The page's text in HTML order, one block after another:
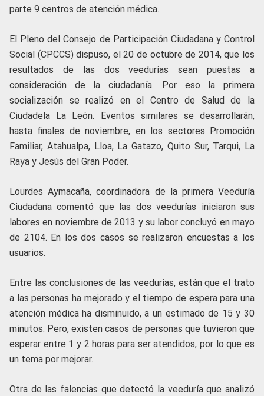
parte 9 centros de atención médica.
El Pleno del Consejo de Participación Ciudadana y Control
Social (CPCCS) dispuso, el 20 de octubre de 2014, que los
resultados de las dos veedurías sean puestas a
consideración de la ciudadanía. Por eso la primera
socialización se realizó en el Centro de Salud de la
Ciudadela La León. Eventos similares se desarrollarán,
hasta finales de noviembre, en los sectores Promoción
Familiar, Atahualpa, Lloa, La Gatazo, Quito Sur, Tarqui, La
Raya y Jesús del Gran Poder.
Lourdes Aymacaña, coordinadora de la primera Veeduría
Ciudadana comentó que las dos veedurías iniciaron sus
labores en noviembre de 2013 y su labor concluyó en mayo
de 2104. En los dos casos se realizaron encuestas a los
usuarios.
Entre las conclusiones de las veedurías, están que el trato
a las personas ha mejorado y el tiempo de espera para una
atención médica ha disminuido, a un estimado de 15 y 30
minutos. Pero, existen casos de personas que tuvieron que
esperar entre 1 y 2 horas para ser atendidos, por lo que es
un tema por mejorar.
Otra de las falencias que detectó la veeduría que analizó